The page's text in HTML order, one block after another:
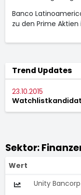
Banco
zu den Prime
Trend Updates
23.10.2015
Sektor:
Wert
Unity Bancorp